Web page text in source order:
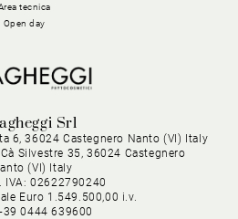
tecnica
Open day
Srl
6, 36024 Castegnero Nanto (VI) Italy
Silvestre 35, 36024 Castegnero
(VI) Italy
IVA: 02622790240
Euro 1.549.500,00 i.v.
0444 639600